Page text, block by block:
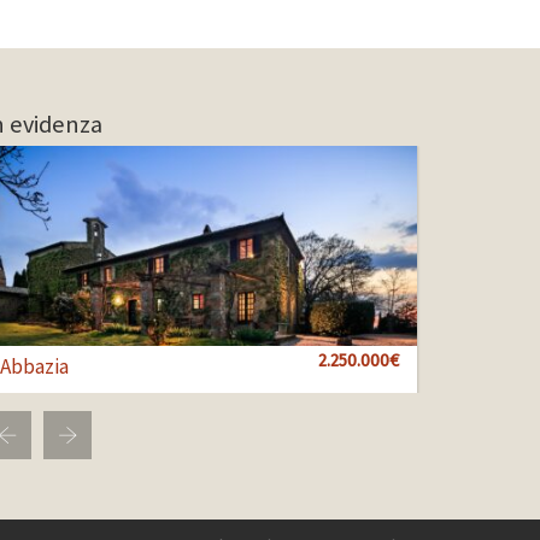
evidenza
Abbazia 2.250.000€
Bol 100 1.000.000€
Bol 456 850.000€